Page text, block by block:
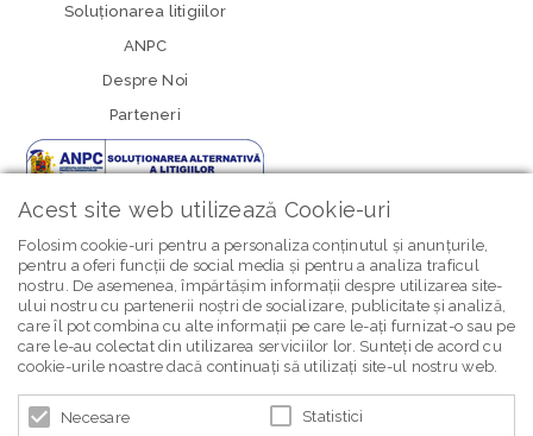
Soluționarea litigiilor
ANPC
Despre Noi
Parteneri
newsletter Bebe Brands
Acest site web utilizează Cookie-uri
Folosim cookie-uri pentru a personaliza conținutul și anunțurile,
pentru a oferi funcții de social media și pentru a analiza traficul
nostru. De asemenea, împărtășim informații despre utilizarea site-
ului nostru cu partenerii noștri de socializare, publicitate și analiză,
care îl pot combina cu alte informații pe care le-ați furnizat-o sau pe
care le-au colectat din utilizarea serviciilor lor. Sunteți de acord cu
cookie-urile noastre dacă continuați să utilizați site-ul nostru web.
Necesare Statistici